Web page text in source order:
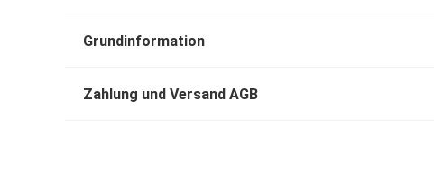
Grundinformation
Zahlung und Versand AGB